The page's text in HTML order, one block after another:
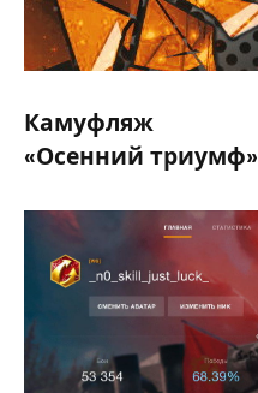
Камуфляж
«Осенний триумф»